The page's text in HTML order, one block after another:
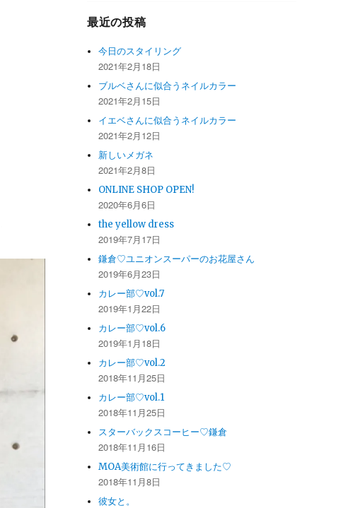
最近の投稿
今日のスタイリング
2021年2月18日
ブルベさんに似合うネイルカラー
2021年2月15日
イエベさんに似合うネイルカラー
2021年2月12日
新しいメガネ
2021年2月8日
ONLINE SHOP OPEN!
2020年6月6日
the yellow dress
2019年7月17日
鎌倉♡ユニオンスーパーのお花屋さん
2019年6月23日
カレー部♡vol.7
2019年1月22日
カレー部♡vol.6
2019年1月18日
カレー部♡vol.2
2018年11月25日
カレー部♡vol.1
2018年11月25日
スターバックスコーヒー♡鎌倉
2018年11月16日
MOA美術館に行ってきました♡
2018年11月8日
彼女と。